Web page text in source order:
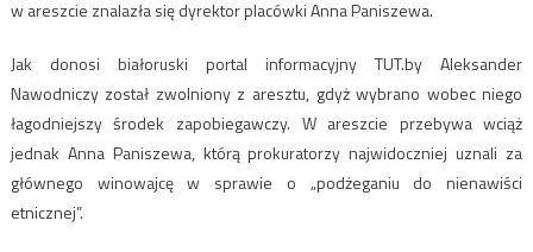
w areszcie znalazła się dyrektor placówki Anna Paniszewa.
Jak donosi białoruski portal informacyjny TUT.by Aleksander
Nawodniczy został zwolniony z aresztu, gdyż wybrano wobec niego
łagodniejszy środek zapobiegawczy. W areszcie przebywa wciąż
jednak Anna Paniszewa, którą prokuratorzy najwidoczniej uznali za
głównego winowajcę w sprawie o „podżeganiu do nienawiści
etnicznej”.